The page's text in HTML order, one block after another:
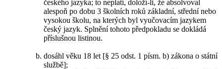
českého jazyka; to neplatí, doloží-li, že absolvoval
alespoň po dobu 3 školních roků základní, střední nebo
vysokou školu, na kterých byl vyučovacím jazykem
český jazyk. Splnění tohoto předpokladu se dokládá
příslušnou listinou.
dosáhl věku 18 let [§ 25 odst. 1 písm. b) zákona o státní
službě];